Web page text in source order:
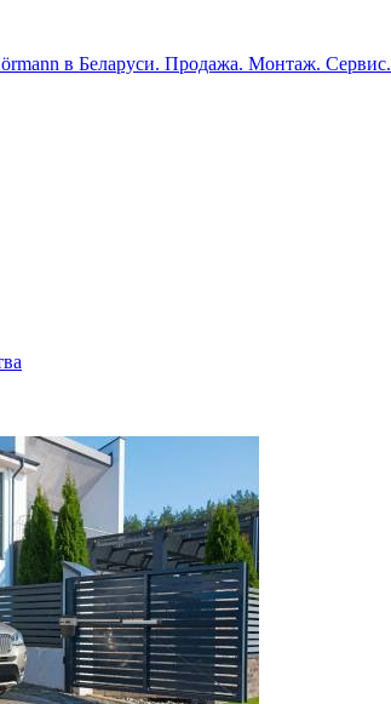
в Беларуси. Продажа. Монтаж. Сервис.